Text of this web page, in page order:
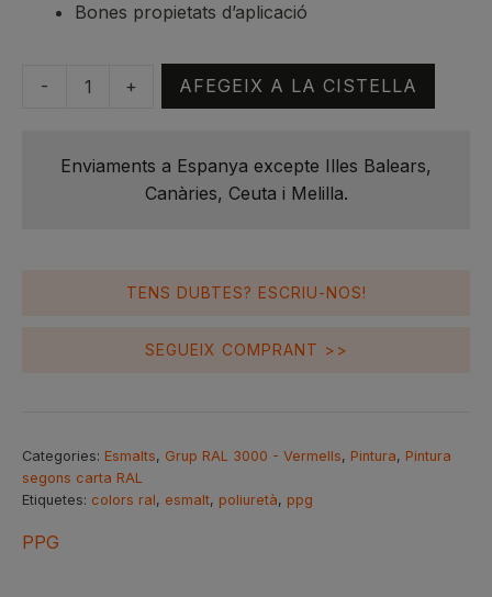
Bones propietats d’aplicació
-
quantitat
Beige
4L
de
components
+ AFEGEIX A LA CISTELLA
Enviaments a Espanya excepte Illes Balears,
Canàries, Ceuta i Melilla.
TENS DUBTES? ESCRIU-NOS!
SEGUEIX COMPRANT >>
Categories: Esmalts, Grup RAL 3000 - Vermells, Pintura, Pintura
segons carta RAL
Etiquetes: colors ral, esmalt, poliuretà, ppg
PPG